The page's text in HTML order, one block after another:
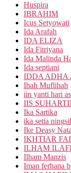
Huspira
IBRAHIM
Icus Setyowati
Ida Arafah
IDA ELIZA
Ida Fitriyana
Ida Malinda
Ida septiani
IDDA ADHA
Ihah Muflihah
iin yanti hari
IIS
Ika Sartika
ika setia
Ike Deasy
IKHTIAR
ILHAM
Ilham Manzis
Iman ferhana